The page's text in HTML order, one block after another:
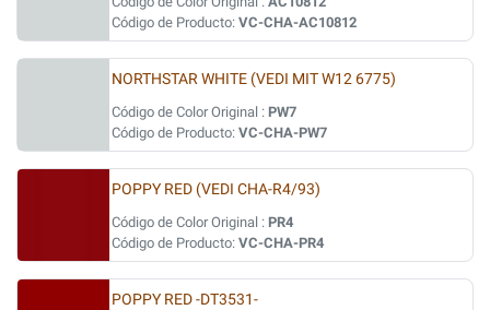
Código de Producto: VC-CHA-AC10812
NORTHSTAR WHITE (VEDI MIT W12 6775)
Código de Color Original : PW7
Código de Producto: VC-CHA-PW7
POPPY RED (VEDI CHA-R4/93)
Código de Color Original : PR4
Código de Producto: VC-CHA-PR4
POPPY RED -DT3531-